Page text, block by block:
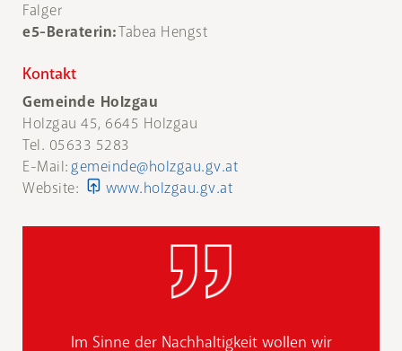
Falger
e5-Beraterin:Tabea Hengst
Kontakt
Gemeinde Holzgau
Holzgau 45, 6645 Holzgau
Tel. 05633 5283
E-Mail:gemeinde@holzgau.gv.at
Website:
www.holzgau.gv.at
Im Sinne der Nachhaltigkeit wollen wir